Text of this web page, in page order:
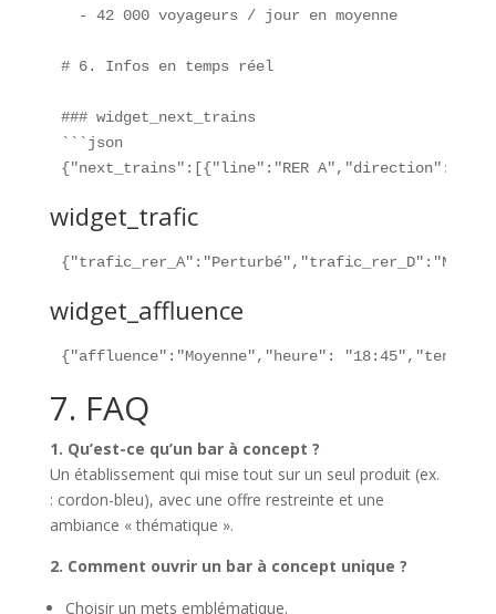
  - 42 000 voyageurs / jour en moyenne
# 6. Infos en temps réel
### widget_next_trains
```json
{"next_trains":[{"line":"RER
widget_trafic
widget_affluence
{"affluence":"Moyenne","heure":
7. FAQ
1. Qu’est-ce qu’un bar à concept ?
Un établissement qui mise tout sur un seul produit (ex.
: cordon-bleu), avec une offre restreinte et une
ambiance « thématique ».
2. Comment ouvrir un bar à concept unique ?
Choisir un mets emblématique.